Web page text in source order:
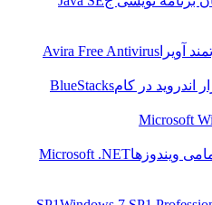
آویرا Avira Free Antivirus
اندروید در کامBlueStacks
ویندوزهاMicrosoft .NET